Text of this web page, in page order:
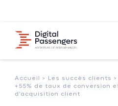
Accueil > Les succès clients >
+55% de taux de conversion
d'acquisition client